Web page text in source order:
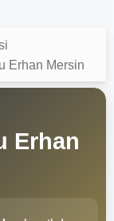
Erhan Mersin
Erhan